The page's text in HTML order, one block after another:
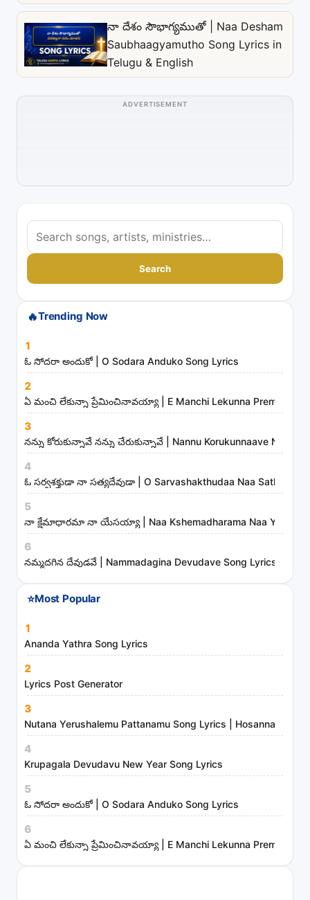
నా దేశం సౌభాగ్యముతో | Naa Desham
Saubhaagyamutho Song Lyrics in
Telugu & English
ADVERTISEMENT
S
e
r
h
o
n
g
s
,
a
r
t
t
s
d
m
i
s
t
r
i
e
s
Search
🔥Trending Now
1
ఓ సోదరా అందుకో | O Sodara Anduko Song Lyrics
2
ఏ మంచి లేకున్నా ప్రేమించినావయ్యా | E Manchi Lekunna
3
నన్ను కోరుకున్నావే నన్ను చేరుకున్నావే | Nannu Korukunnaave Nannu
4
ఓ సర్వశక్తుడా నా సత్యదేవుడా | O Sarvashakthudaa Naa
5
నా క్షేమాధారమా నా యేసయ్యా | Naa Kshemadharama Naa Yesayya
6
నమ్మదగిన దేవుడవే | Nammadagina Devudave Song Lyrics
⭐Most Popular
1
Ananda Yathra Song Lyrics
2
Lyrics Post Generator
3
Nutana Yerushalemu Pattanamu Song Lyrics | Hosanna
4
Krupagala Devudavu New Year Song Lyrics
5
ఓ సోదరా అందుకో | O Sodara Anduko Song Lyrics
6
ఏ మంచి లేకున్నా ప్రేమించినావయ్యా | E Manchi Lekunna